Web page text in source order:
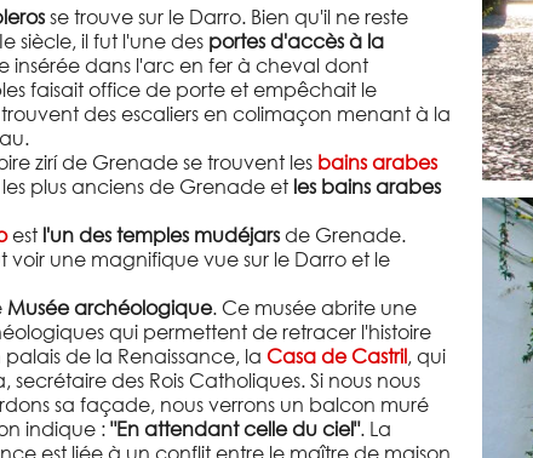
se trouve sur le Darro. Bien qu'il ne reste
siècle, il fut l'une des portes d'accès à la
insérée dans l'arc en fer à cheval dont
faisait office de porte et empêchait le
des escaliers en colimaçon menant à la
zirí de Grenade se trouvent les bains arabes
plus anciens de Grenade et les bains arabes
est l'un des temples mudéjars de Grenade.
voir une magnifique vue sur le Darro et le
Musée archéologique. Ce musée abrite une
qui permettent de retracer l'histoire
de la Renaissance, laCasa de Castril, qui
des Rois Catholiques. Si nous nous
sa façade, nous verrons un balcon muré
indique :"En attendant celle du ciel". La